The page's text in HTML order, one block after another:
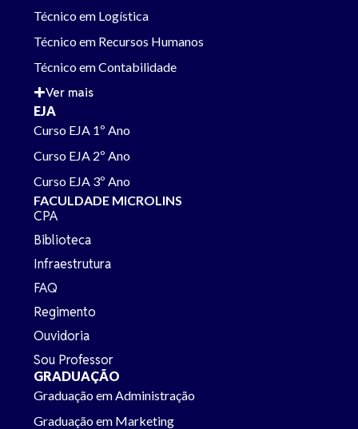
Técnico em Logística
Técnico em Recursos Humanos
Técnico em Contabilidade
Ver mais
EJA
Curso EJA 1º Ano
Curso EJA 2º Ano
Curso EJA 3º Ano
FACULDADE MICROLINS
CPA
Biblioteca
Infraestrutura
FAQ
Regimento
Ouvidoria
Sou Professor
GRADUAÇÃO
Graduação em Administração
Graduação em Marketing